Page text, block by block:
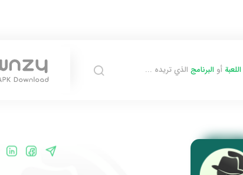
اللعبة أو البرنامج الذي تريده ...